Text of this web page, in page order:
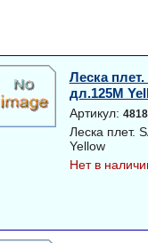
Леска
дл.125M
Артикул:
Леска плет.
Yellow
Нет в